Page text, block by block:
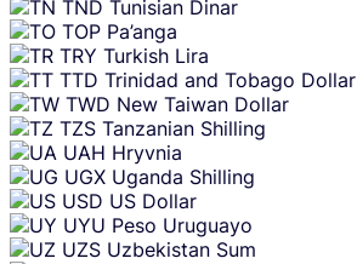
TND Tunisian Dinar
TOP Pa’anga
TRY Turkish Lira
TTD Trinidad and Tobago Dollar
TWD New Taiwan Dollar
TZS Tanzanian Shilling
UAH Hryvnia
UGX Uganda Shilling
USD US Dollar
UYU Peso Uruguayo
UZS Uzbekistan Sum